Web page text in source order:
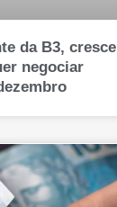
da B3, cresce
negociar